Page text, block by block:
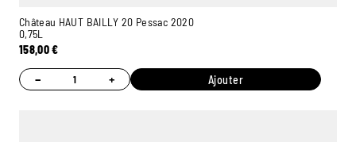
Château HAUT BAILLY 20 Pessac 2020
0,75L
158,00€
− + Ajouter